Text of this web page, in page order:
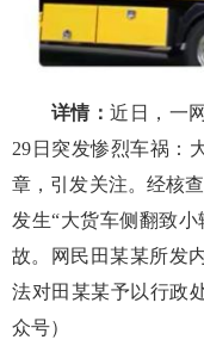
详情：近日，一
29日突发惨烈车祸：
章，引发关注。经核
发生“大货车侧翻致
故。网民田某某所发
法对田某某予以行政
众号）